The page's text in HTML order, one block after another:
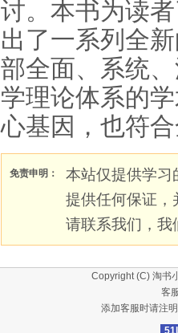
讨。本书为读
出了一系列全
部全面、系统
学理论体系的
心基因，也符
免责申明：
本站仅提供学习
提供任何保证，
请联系我们，我
Copyright (C) 淘书
客
添加客服时请注